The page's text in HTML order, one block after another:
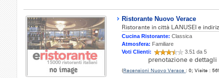
Ristorante Nuovo Verace
Ristorante in città LANUSEI e
Cucina Ristorante: Classica
Atmosfera: Familiare
Voti Clienti:
3.51 da 5
prenotazione e dettagli
(Recensioni Nuovo Verace : 0; Visite :